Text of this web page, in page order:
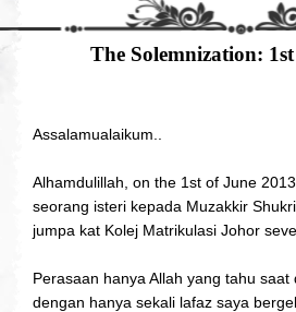
The Solemnization:
Assalamualaikum..
Alhamdulillah, on the 1st of June
seorang isteri kepada Muzakkir
jumpa kat Kolej Matrikulasi Johor
Perasaan hanya Allah yang tahu
dengan hanya sekali lafaz saya